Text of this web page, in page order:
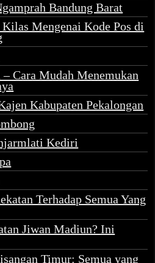
Bandung Barat
Mengenai Kode Pos di
Cara Mudah Menemukan
Kabupaten Pekalongan
Kediri
Terhadap Semua Yang
Jiwan Madiun? Ini
Timur: Semua yang